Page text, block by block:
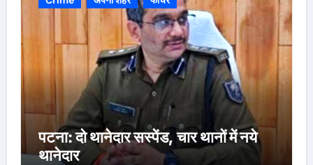
पटना: दो थानेदार सस्पेंड, चार थानों में नये
थानेदार